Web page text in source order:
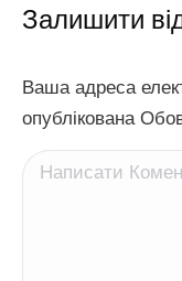
Залишити
Ваша адреса
опублікована
Написати